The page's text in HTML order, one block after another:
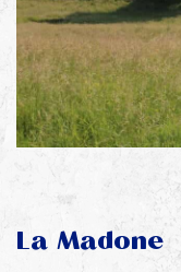
La Madone